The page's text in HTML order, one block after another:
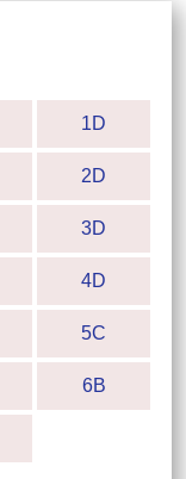
1D
2D
3D
4D
5C
6B